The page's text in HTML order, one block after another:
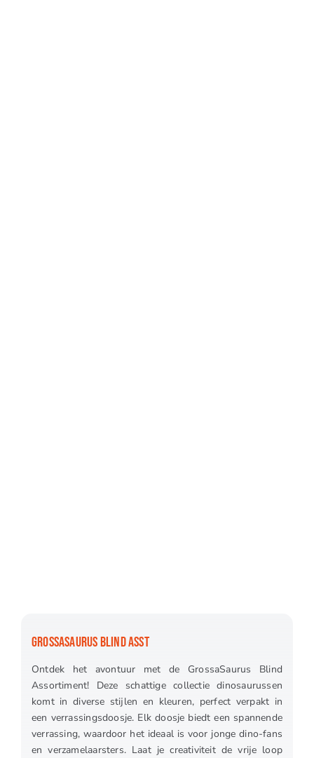
GROSSASAURUS BLIND ASST
Ontdek het avontuur met de GrossaSaurus Blind
Assortiment! Deze schattige collectie dinosaurussen
komt in diverse stijlen en kleuren, perfect verpakt in
een verrassingsdoosje. Elk doosje biedt een spannende
verrassing, waardoor het ideaal is voor jonge dino-fans
en verzamelaarsters. Laat je creativiteit de vrije loop